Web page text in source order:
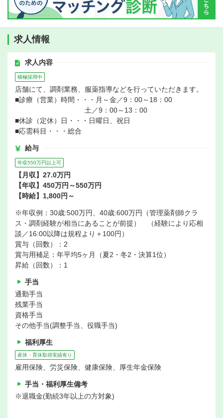
求人情報
求人内容
積極採用中
店舗にて、調剤業務、服薬指導などを行っていただきます。
■診療（営業）時間・・・月～金／9：00～18：00
土／9：00～13：00
■休診（定休）日・・・日曜日、祝日
■応需科目・・・総合
給与
年収550万円以上可
【月収】27.0万円
【年収】450万円～550万円
【時給】1,800円～
※年収例：30歳:500万円、40歳:600万円（管理薬剤師クラ
ス・調剤経験が相当にあることが前提） （経験により応相
談／16:00以降は規程より＋100円）
賞与（回数）：2
賞与用補足：年平均5ヶ月（夏2・冬2・決算1位）
昇給（回数）：1
手当
通勤手当
残業手当
資格手当
その他手当(調整手当、役職手当)
福利厚生
産休・育休取得実績有り
雇用保険、労災保険、健康保険、厚生年金保険
手当・福利厚生備考
※退職金(勤続3年以上の方対象)